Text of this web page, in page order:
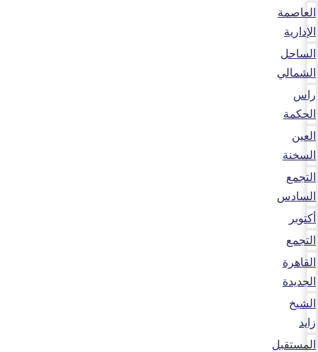
العاصمة
الإدارية
الساحل
الشمالي
راس
الحكمة
العين
السخنة
التجمع
السادس
أكتوبر
التجمع
القاهرة
الجديدة
الشيخ
زايد
المستقبل